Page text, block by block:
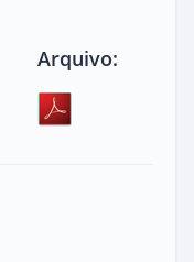
Arquivo: